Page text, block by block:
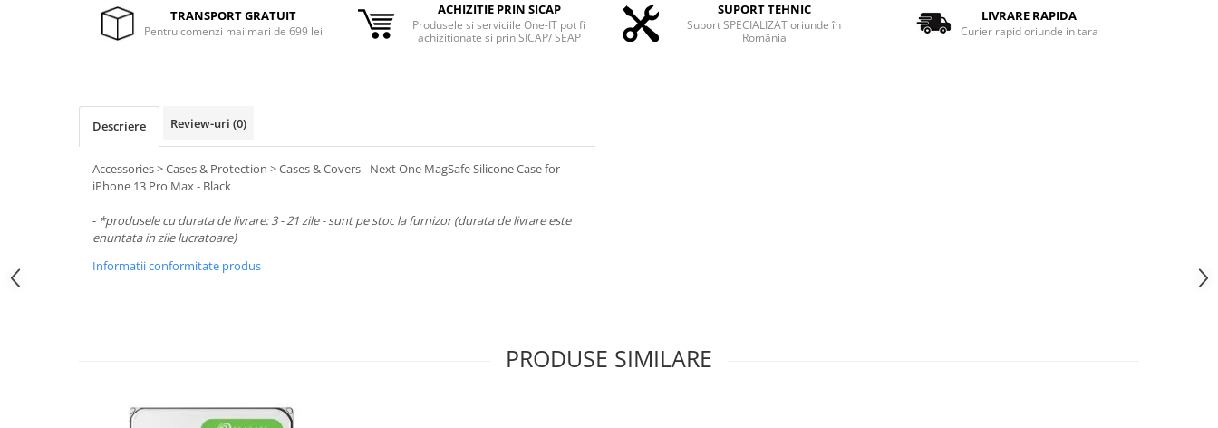
Tastaturi Gaming
Card Reader
Periferice PC
Mouse
TRANSPORT GRATUIT
Pentru comenzi mai mari de 699 lei
ACHIZITIE PRIN SICAP
Produsele si serviciile One-IT pot fi
achizitionate si prin SICAP/ SEAP
SUPORT TEHNIC
Suport SPECIALIZAT oriunde în
România
LIVRARE RAPIDA
Curier rapid oriunde in tara
Descriere Review-uri (0)
Accessories > Cases & Protection > Cases & Covers - Next One MagSafe Silicone Case for
iPhone 13 Pro Max - Black
- *produsele cu durata de livrare: 3 - 21 zile - sunt pe stoc la furnizor (durata de livrare este
enuntata in zile lucratoare)
Informatii conformitate produs
PRODUSE SIMILARE